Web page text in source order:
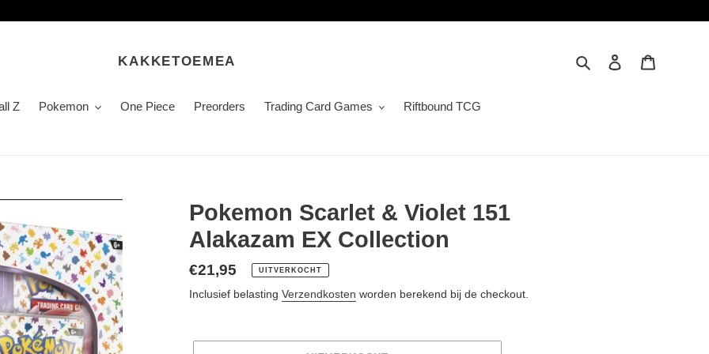
KAKKETOEMEA Zoeken Inloggen
Z Pokemon One Piece Preorders Trading Card Games Riftbound TCG
Pokemon Scarlet & Violet 151
Alakazam EX Collection
Normale
prijs
€21,95 UITVERKOCHT
Inclusief belasting Verzendkosten worden berekend bij de checkout.